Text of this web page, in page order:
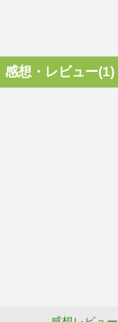
感想・レビュー(1)